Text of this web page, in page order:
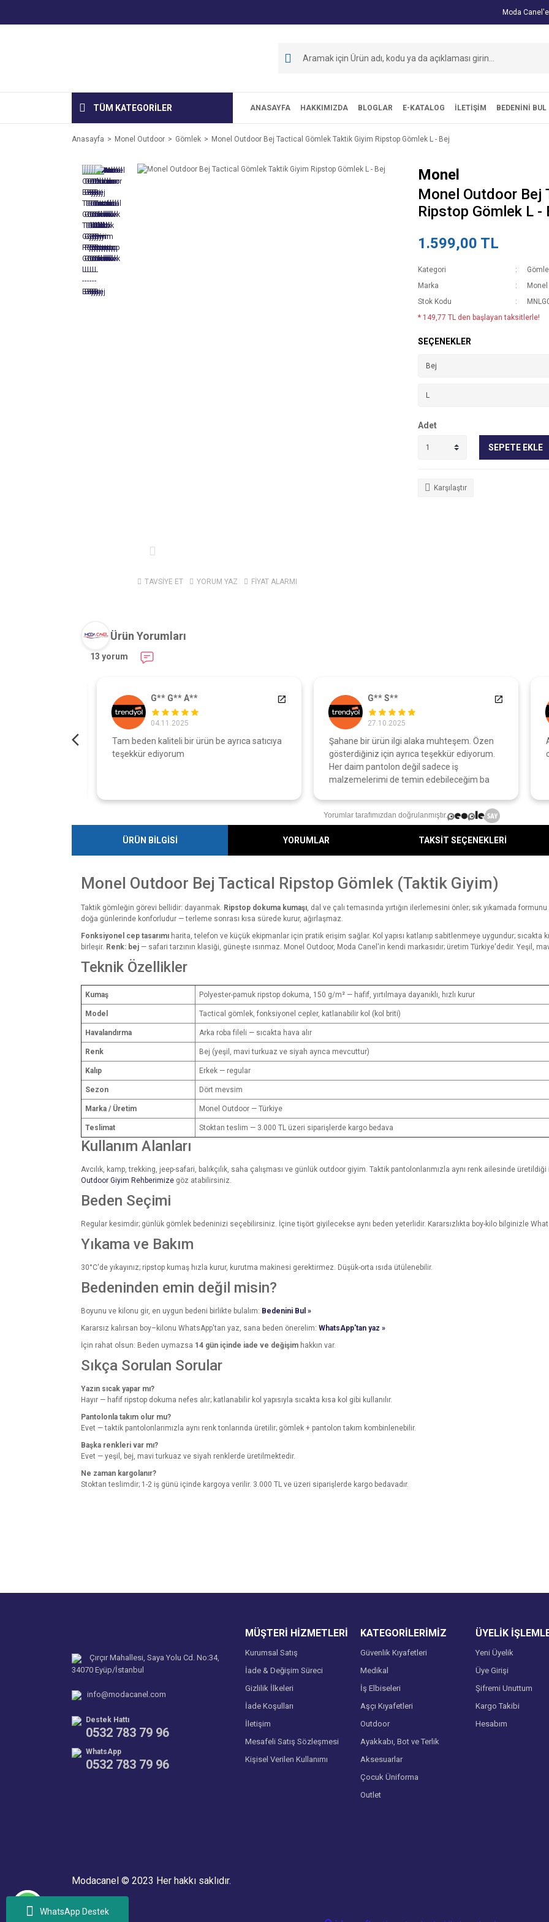
WhatsApp Destek
Moda
TÜM KATEGORİLER ANASAYFA HAKKIMIZDA BLOGLAR E-KATALOG İLETİŞİM BEDENİNİ BUL
Anasayfa Monel Outdoor Gömlek Monel Outdoor Bej Tactical Gömlek Taktik Giyim Ripstop Gömlek L - Bej
TAVSİYE ET YORUM YAZ FİYAT ALARMI
Monel
Monel Outdoor Bej
Ripstop Gömlek L -
1.599,00 TL
Kategori
Marka
Monel
Stok Kodu
* 149,77 TL den başlayan taksitlerle!
SEÇENEKLER
Adet
SEPETE EKLE
Karşılaştır
Ürün Yorumları
13 yorum
G** G** A**
04.11.2025
Tam beden kaliteli bir ürün be ayrıca satıcıya
teşekkür ediyorum
G** S**
27.10.2025
Şahane bir ürün ilgi alaka muhteşem. Özen
gösterdiğiniz için ayrıca teşekkür ediyorum.
Her daim pantolon değil sadece iş
malzemelerimi de temin edebileceğim ba
Yorumlar tarafımızdan doğrulanmıştır.
ÜRÜN BİLGİSİ YORUMLAR TAKSİT SEÇENEKLERİ
Monel Outdoor Bej Tactical Ripstop Gömlek (Taktik Giyim)
Taktik gömleğin görevi bellidir: dayanmak. Ripstop dokuma kumaşı, dal ve çalı temasında yırtığın ilerlemesini önler; sık yıkamada
doğa günlerinde konforludur — terleme sonrası kısa sürede kurur, ağırlaşmaz.
Fonksiyonel cep tasarımı harita, telefon ve küçük ekipmanlar için pratik erişim sağlar. Kol yapısı katlanıp sabitlenmeye uygundur;
birleşir. Renk: bej — safari tarzının klasiği, güneşte ısınmaz. Monel Outdoor, Moda Canel'in kendi markasıdır; üretim Türkiye'dedir. Yeşil,
Teknik Özellikler
Kumaş Polyester-pamuk ripstop dokuma, 150 g/m² — hafif, yırtılmaya dayanıklı, hızlı kurur
Model Tactical gömlek, fonksiyonel cepler, katlanabilir kol (kol briti)
Havalandırma Arka roba fileli — sıcakta hava alır
Renk Bej (yeşil, mavi turkuaz ve siyah ayrıca mevcuttur)
Kalıp Erkek — regular
Sezon Dört mevsim
Marka / Üretim Monel Outdoor — Türkiye
Teslimat Stoktan teslim — 3.000 TL üzeri siparişlerde kargo bedava
Kullanım Alanları
Avcılık, kamp, trekking, jeep-safari, balıkçılık, saha çalışması ve günlük outdoor giyim. Taktik pantolonlarımızla aynı renk ailesinde
Outdoor Giyim Rehberimize göz atabilirsiniz.
Beden Seçimi
Regular kesimdir; günlük gömlek bedeninizi seçebilirsiniz. İçine tişört giyilecekse aynı beden yeterlidir. Kararsızlıkta boy-kilo bilginizle
Yıkama ve Bakım
30°C'de yıkayınız; ripstop kumaş hızla kurur, kurutma makinesi gerektirmez. Düşük-orta ısıda ütülenebilir.
Bedeninden emin değil misin?
Boyunu ve kilonu gir, en uygun bedeni birlikte bulalım: Bedenini Bul »
Kararsız kalırsan boy–kilonu WhatsApp'tan yaz, sana beden önerelim: WhatsApp'tan yaz »
İçin rahat olsun: Beden uymazsa 14 gün içinde iade ve değişim hakkın var.
Sıkça Sorulan Sorular
Yazın sıcak yapar mı?
Hayır — hafif ripstop dokuma nefes alır; katlanabilir kol yapısıyla sıcakta kısa kol gibi kullanılır.
Pantolonla takım olur mu?
Evet — taktik pantolonlarımızla aynı renk tonlarında üretilir; gömlek + pantolon takım kombinlenebilir.
Başka renkleri var mı?
Evet — yeşil, bej, mavi turkuaz ve siyah renklerde üretilmektedir.
Ne zaman kargolanır?
Stoktan teslimdir; 1-2 iş günü içinde kargoya verilir. 3.000 TL ve üzeri siparişlerde kargo bedavadır.
Çırçır Mahallesi, Saya Yolu Cd. No:34,
34070 Eyüp/İstanbul
info@modacanel.com
Destek Hattı
0532 783 79 96
WhatsApp
0532 783 79 96
MÜŞTERİ HİZMETLERİ
Kurumsal Satış
İade & Değişim Süreci
Gizlilik İlkeleri
İade Koşulları
İletişim
Mesafeli Satış Sözleşmesi
Kişisel Verilen Kullanımı
KATEGORİLERİMİZ
Güvenlik Kıyafetleri
Medikal
İş Elbiseleri
Aşçı Kıyafetleri
Outdoor
Ayakkabı, Bot ve Terlik
Aksesuarlar
Çocuk Üniforma
Outlet
ÜYELİK
Yeni Üyelik
Üye Girişi
Şifremi Unuttum
Kargo Takibi
Hesabım
Modacanel © 2023 Her hakkı saklıdır.